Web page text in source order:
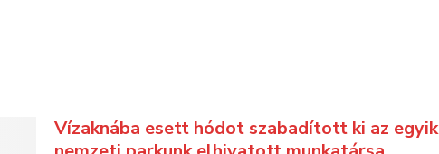
Vízaknába esett hódot szabadított ki az egyik